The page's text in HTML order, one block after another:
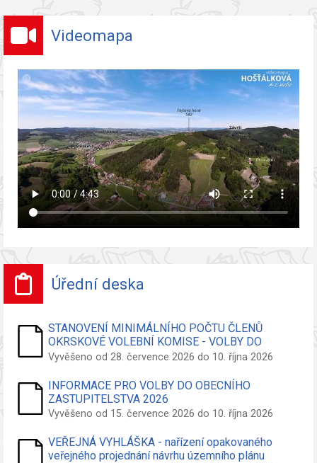
Videomapa
Úřední deska
STANOVENÍ MINIMÁLNÍHO POČTU ČLENŮ
OKRSKOVÉ VOLEBNÍ KOMISE - VOLBY DO
ZASTUPITELSTVA OBCE
Vyvěšeno od 28. července 2026 do 10. října 2026
INFORMACE PRO VOLBY DO OBECNÍHO
ZASTUPITELSTVA 2026
Vyvěšeno od 15. července 2026 do 10. října 2026
VEŘEJNÁ VYHLÁŠKA - nařízení opakovaného
veřejného projednání návrhu územního plánu